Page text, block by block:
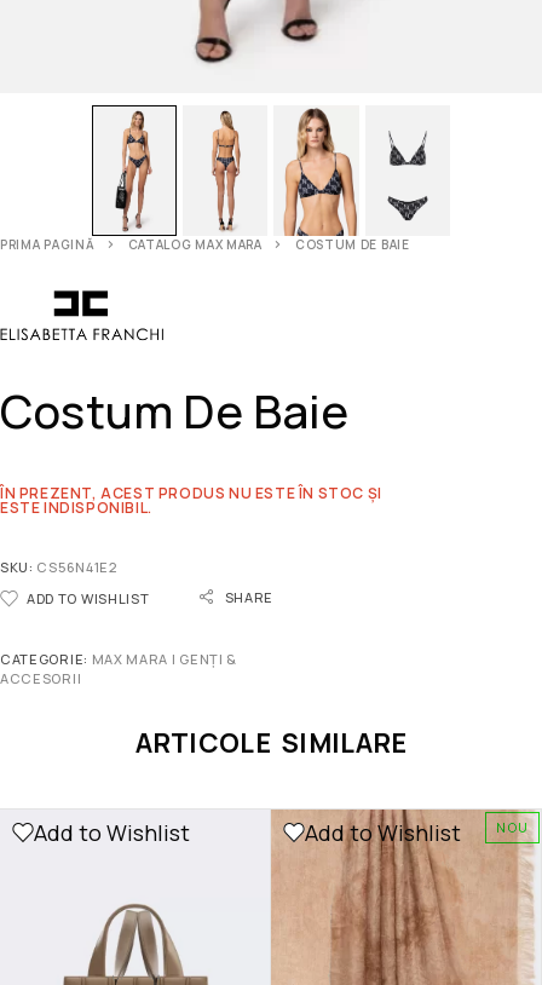
PRIMA PAGINĂ CATALOG MAX MARA COSTUM DE BAIE
Costum De Baie
ÎN PREZENT, ACEST PRODUS NU ESTE ÎN STOC ȘI
ESTE INDISPONIBIL.
SKU: CS56N41E2
ADD TO WISHLIST
SHARE
CATEGORIE: MAX MARA | GENȚI &
ACCESORII
ARTICOLE SIMILARE
Add to Wishlist NOU
Add to Wishlist